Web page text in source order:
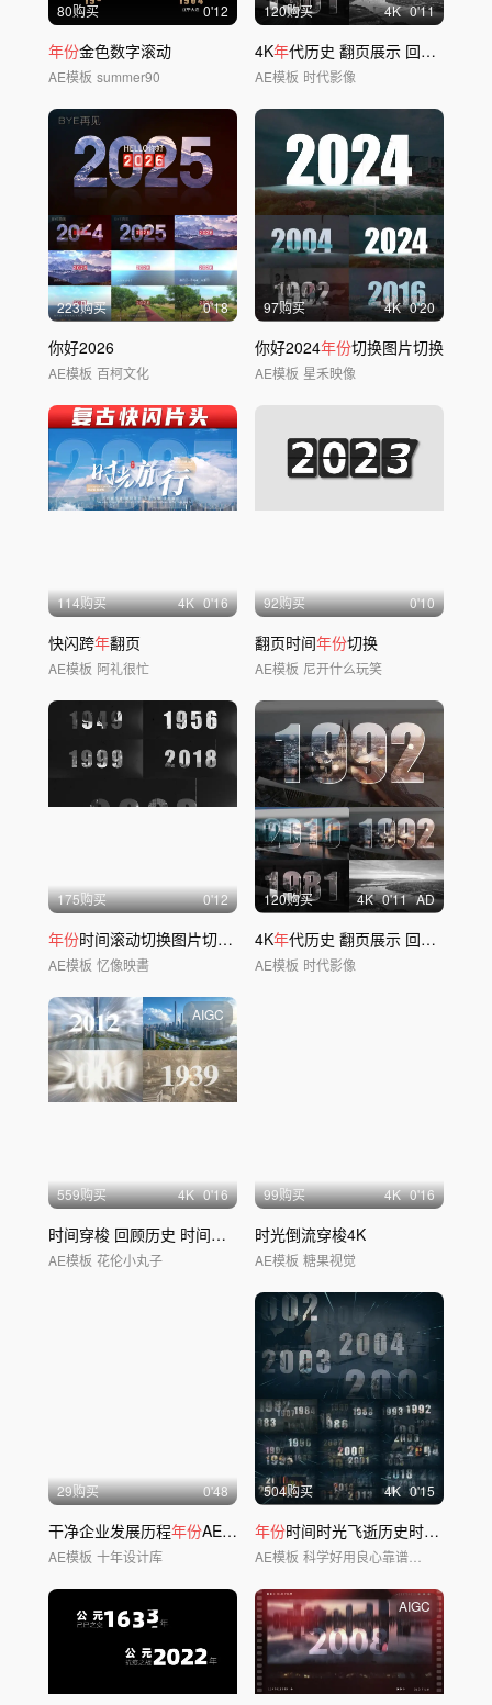
80购买 0'12
年份金色数字滚动
AE模板 summer90
120购买 4K 0'11
4K年代历史 翻页展示 回到过去
AE模板 时代影像
223购买 0'18
你好2026
AE模板 百柯文化
97购买 4K 0'20
你好2024年份切换图片切换
AE模板 星禾映像
114购买 4K 0'16
快闪跨年翻页
AE模板 阿礼很忙
92购买 0'10
翻页时间年份切换
AE模板 尼开什么玩笑
175购买 0'12
年份时间滚动切换图片切换周 年文字字幕标题
AE模板 忆像映畵
120购买 4K 0'11 AD
4K年代历史 翻页展示 回到过去
AE模板 时代影像
AIGC
559购买 4K 0'16
时间穿梭 回顾历史 时间回溯 时光倒流
AE模板 花伦小丸子
99购买 4K 0'16
时光倒流穿梭4K
AE模板 糖果视觉
29购买 0'48
干净企业发展历程年份AE模板
AE模板 十年设计库
504购买 4K 0'15
年份时间时光飞逝历史时空穿梭
AE模板
AIGC